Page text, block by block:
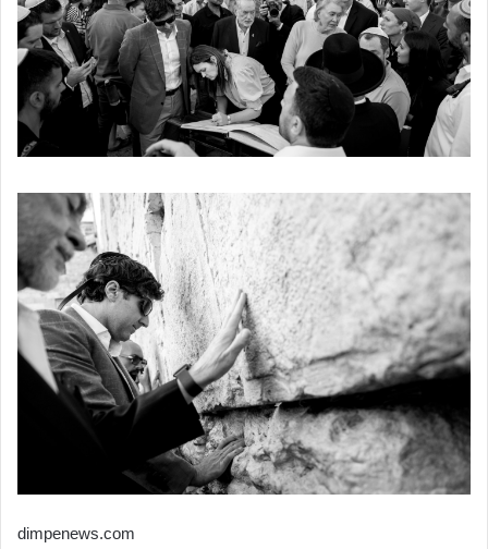
dimpenews.com